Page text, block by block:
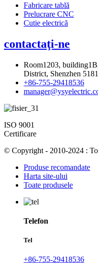
Fabricare tablă
Prelucrare CNC
Cutie electrică
contactaţi-ne
Room1203,
District, Shenzhen
+86-755-29418536
ISO 9001
Certificare
© Copyright - 2010-2024 :
Produse recomandate
Harta site-ului
Toate produsele
Telefon
Tel
+86-755-29418536